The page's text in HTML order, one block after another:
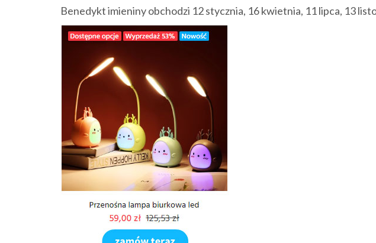
Benedykt imieniny obchodzi 12 stycznia, 16 kwietnia, 11 lipca, 13